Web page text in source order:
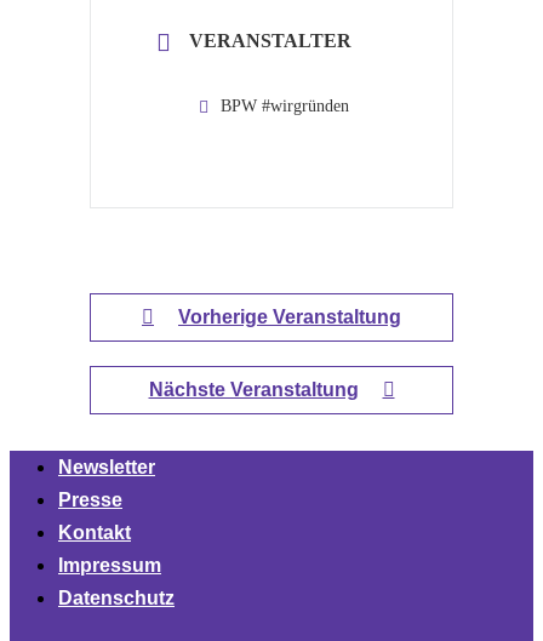
VERANSTALTER
BPW #wirgründen
Vorherige Veranstaltung
Nächste Veranstaltung
Newsletter
Presse
Kontakt
Impressum
Datenschutz